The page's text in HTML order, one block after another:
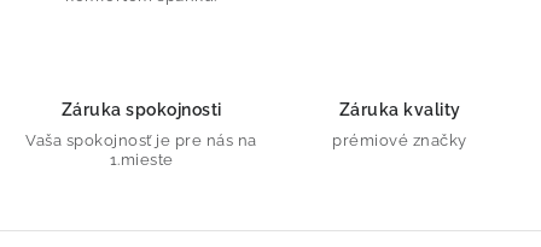
Záruka spokojnosti
Vaša spokojnosť je pre nás na
1.mieste
Záruka kvality
prémiové značky